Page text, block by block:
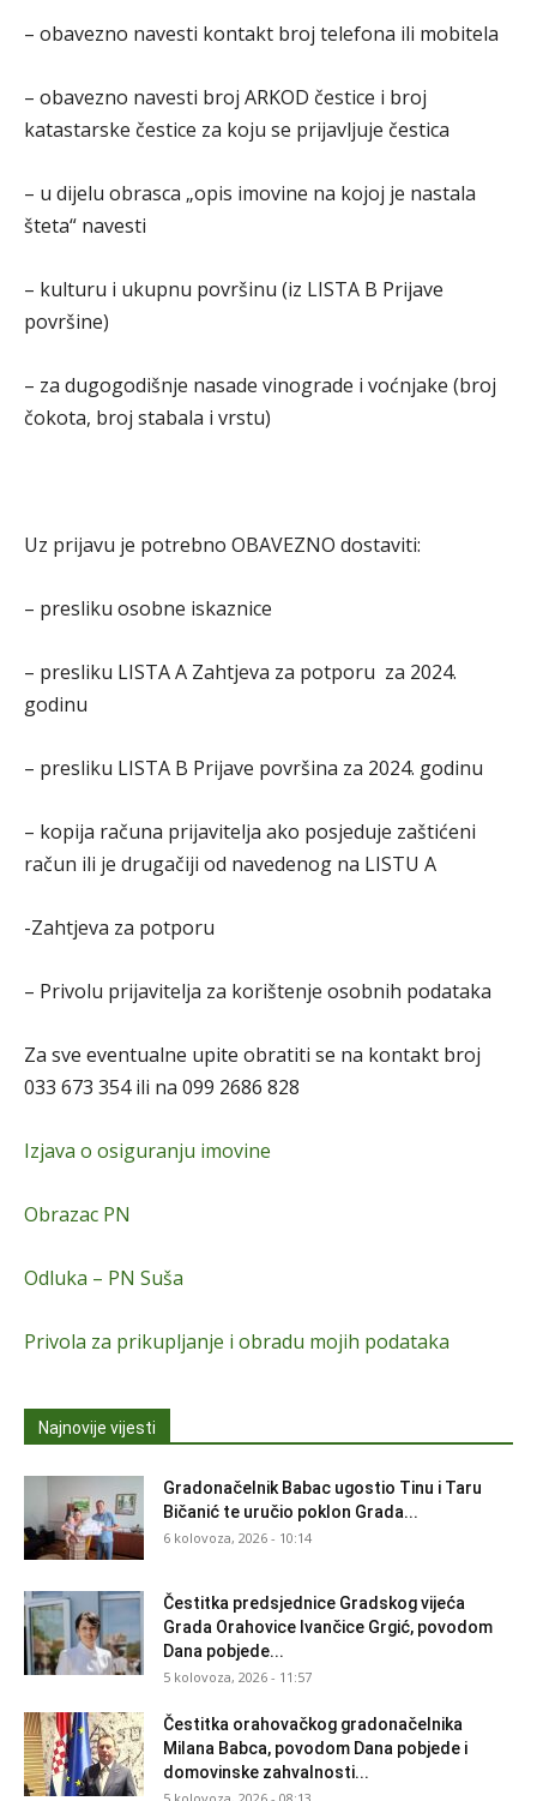
– obavezno navesti kontakt broj telefona ili mobitela
– obavezno navesti broj ARKOD čestice i broj
katastarske čestice za koju se prijavljuje čestica
– u dijelu obrasca „opis imovine na kojoj je nastala
šteta“ navesti
– kulturu i ukupnu površinu (iz LISTA B Prijave
površine)
– za dugogodišnje nasade vinograde i voćnjake (broj
čokota, broj stabala i vrstu)
Uz prijavu je potrebno OBAVEZNO dostaviti:
– presliku osobne iskaznice
– presliku LISTA A Zahtjeva za potporu za 2024.
godinu
– presliku LISTA B Prijave površina za 2024. godinu
– kopija računa prijavitelja ako posjeduje zaštićeni
račun ili je drugačiji od navedenog na LISTU A
-Zahtjeva za potporu
– Privolu prijavitelja za korištenje osobnih podataka
Za sve eventualne upite obratiti se na kontakt broj
033 673 354 ili na 099 2686 828
Izjava o osiguranju imovine
Obrazac PN
Odluka – PN Suša
Privola za prikupljanje i obradu mojih podataka
Najnovije vijesti
Gradonačelnik Babac ugostio Tinu i Taru
Bičanić te uručio poklon Grada...
6 kolovoza, 2026 - 10:14
Čestitka predsjednice Gradskog vijeća
Grada Orahovice Ivančice Grgić, povodom
Dana pobjede...
5 kolovoza, 2026 - 11:57
Čestitka orahovačkog gradonačelnika
Milana Babca, povodom Dana pobjede i
domovinske zahvalnosti...